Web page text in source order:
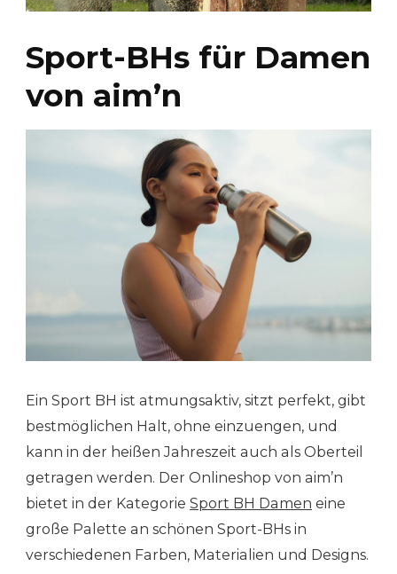
Sport-BHs für Damen
von aim’n
Ein Sport BH ist atmungsaktiv, sitzt perfekt, gibt
bestmöglichen Halt, ohne einzuengen, und
kann in der heißen Jahreszeit auch als Oberteil
getragen werden. Der Onlineshop von aim’n
bietet in der Kategorie Sport BH Damen eine
große Palette an schönen Sport-BHs in
verschiedenen Farben, Materialien und Designs.